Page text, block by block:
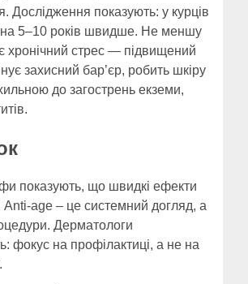
Дослідження показують: у курців
на 5–10 років швидше. Не меншу
хронічний стрес — підвищений
захисний бар’єр, робить шкіру
до загострень екземи,
показують, що швидкі ефекти
Anti-age – це системний догляд, а
Дерматологи
фокус на профілактиці, а не на